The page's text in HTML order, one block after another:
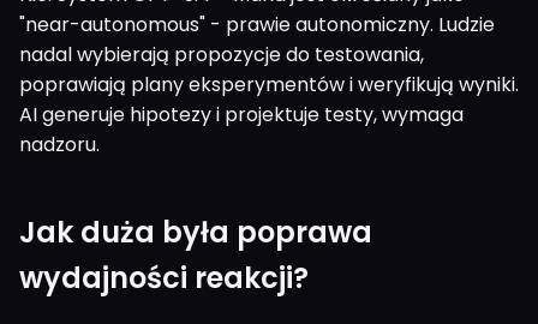
"near-autonomous" - prawie autonomiczny. Ludzie
nadal wybierają propozycje do testowania,
poprawiają plany eksperymentów i weryfikują wyniki.
AI generuje hipotezy i projektuje testy, wymaga
nadzoru.
Jak duża była poprawa
wydajności reakcji?